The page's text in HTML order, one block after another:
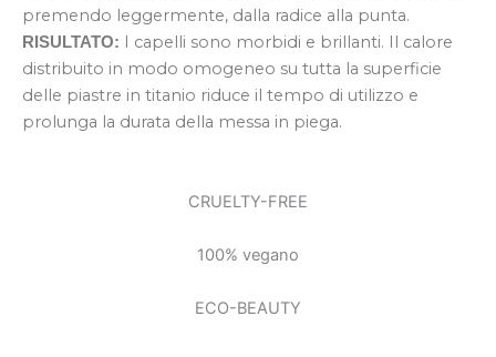
premendo leggermente, dalla radice alla punta.
RISULTATO: I capelli sono morbidi e brillanti. Il calore
distribuito in modo omogeneo su tutta la superficie
delle piastre in titanio riduce il tempo di utilizzo e
prolunga la durata della messa in piega.
CRUELTY-FREE
100% vegano
ECO-BEAUTY